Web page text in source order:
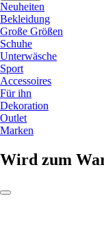
Neuheiten
Bekleidung
Große Größen
Schuhe
Unterwäsche
Sport
Accessoires
Für ihn
Dekoration
Outlet
Marken
Wird zum